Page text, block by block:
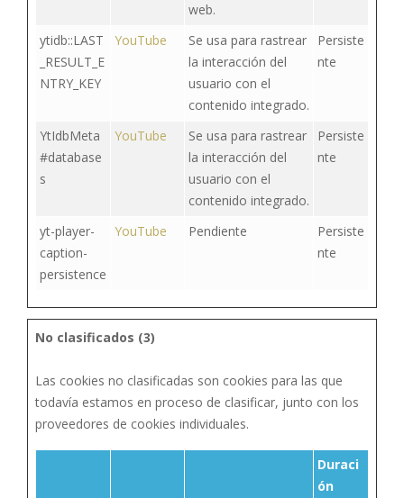
web.
ytidb::LAST
_RESULT_E
NTRY_KEY
YouTube
Se usa para rastrear
la interacción del
usuario con el
contenido integrado.
Persiste
nte
YtIdbMeta
#database
s
YouTube
Se usa para rastrear
la interacción del
usuario con el
contenido integrado.
Persiste
nte
yt-player-
caption-
persistence
YouTube Pendiente
Persiste
nte
No clasificados (3)
Las cookies no clasificadas son cookies para las que
todavía estamos en proceso de clasificar, junto con los
proveedores de cookies individuales.
Duraci
ón